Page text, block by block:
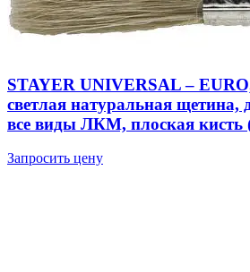
STAYER UNIVERSAL –
светлая натуральная щетина,
все виды ЛКМ, плоская кисть
Запросить цену